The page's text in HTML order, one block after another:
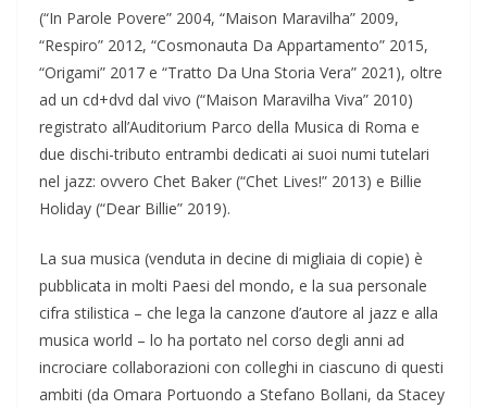
(“In Parole Povere” 2004, “Maison Maravilha” 2009,
“Respiro” 2012, “Cosmonauta Da Appartamento” 2015,
“Origami” 2017 e “Tratto Da Una Storia Vera” 2021), oltre
ad un cd+dvd dal vivo (“Maison Maravilha Viva” 2010)
registrato all’Auditorium Parco della Musica di Roma e
due dischi-tributo entrambi dedicati ai suoi numi tutelari
nel jazz: ovvero Chet Baker (“Chet Lives!” 2013) e Billie
Holiday (“Dear Billie” 2019).
La sua musica (venduta in decine di migliaia di copie) è
pubblicata in molti Paesi del mondo, e la sua personale
cifra stilistica – che lega la canzone d’autore al jazz e alla
musica world – lo ha portato nel corso degli anni ad
incrociare collaborazioni con colleghi in ciascuno di questi
ambiti (da Omara Portuondo a Stefano Bollani, da Stacey